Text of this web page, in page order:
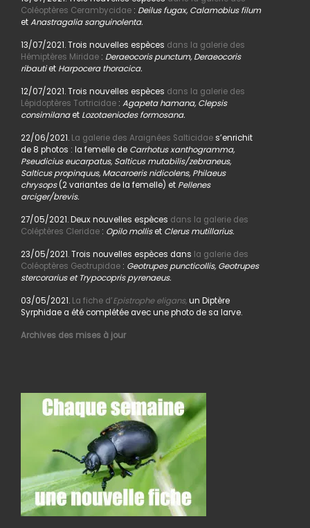
Coléoptères Cerambycidae: Deilus fugax, Calamobius filum
etAnastragalia sanguinolenta.
13/07/2021. Trois nouvelles espèces dans la galerie des
Hémiptères Miridae: Deraeocoris punctum, Deraeocoris
ribautiet Harpocera thoracica.
12/07/2021. Trois nouvelles espèces dans la galerie des
Lépidoptères Tortricidae: Agapeta hamana, Clepsis
consimilanaet Lozotaeniodes formosana.
22/06/2021. La galerie des Araignées Salticidaes’enrichit
de 8 photos : la femelle de Carrhotus xanthogramma,
Pseudicius eucarpatus, Salticus mutabilis/zebraneus,
Salticus propinquus, Macaroeris nidicolens, Philaeus
chrysops(2 variantes de la femelle) et Pellenes
arciger/brevis.
27/05/2021. Deux nouvelles espèces dans la galerie des
Coléptères Cleridae: Opilo molliset Clerus mutillarius.
23/05/2021. Trois nouvelles espèces dans la galerie des
Coléoptères Geotrupidae: Geotrupes puncticollis, Geotrupes
stercorarius et Trypocopris pyrenaeus.
03/05/2021. La fiche d’Epistrophe eligans,un Diptère
Syrphidae a été complétée avec une photo de sa larve.
Archives des mises à jour